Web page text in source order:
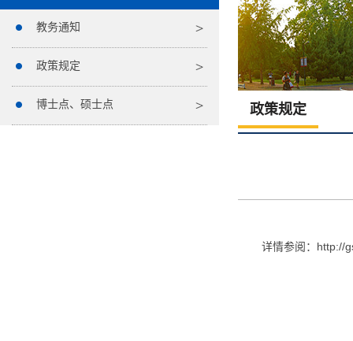
教务通知
政策规定
博士点、硕士点 政策规定
详情参阅：http://